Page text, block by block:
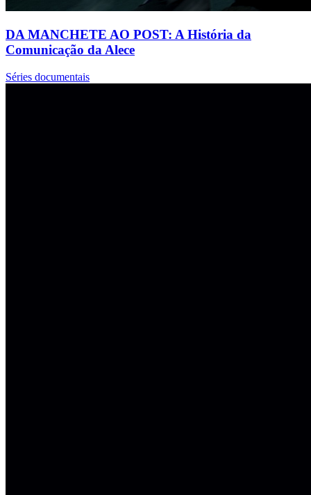
DA MANCHETE AO POST: A História da
Comunicação da Alece
Séries documentais